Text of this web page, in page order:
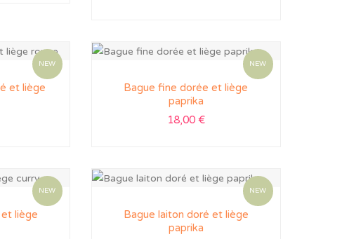
NEW
et liège
NEW
Bague fine dorée et liège
paprika
18,00 €
NEW
liège
NEW
Bague laiton doré et liège
paprika